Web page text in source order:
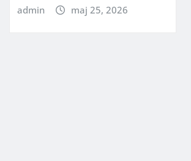
admin maj 25, 2026